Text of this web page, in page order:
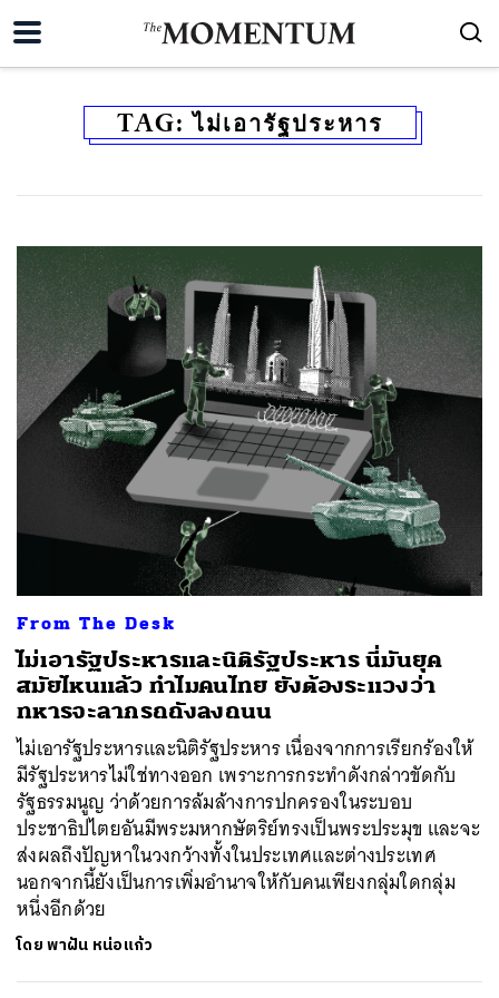
TAG:ไม่เอารัฐประหาร
From The Desk
ไม่เอารัฐประหารและนิติรัฐประหาร นี่มันยุค
สมัยไหนแล้ว ทำไมคนไทย ยังต้องระแวงว่า
ทหารจะลากรถถังลงถนน
ไม่เอารัฐประหารและนิติรัฐประหาร เนื่องจากการเรียกร้องให้
มีรัฐประหารไม่ใช่ทางออก เพราะการกระทำดังกล่าวขัดกับ
รัฐธรรมนูญ ว่าด้วยการล้มล้างการปกครองในระบอบ
ประชาธิปไตยอันมีพระมหากษัตริย์ทรงเป็นพระประมุข และจะ
ส่งผลถึงปัญหาในวงกว้างทั้งในประเทศและต่างประเทศ
นอกจากนี้ยังเป็นการเพิ่มอำนาจให้กับคนเพียงกลุ่มใดกลุ่ม
หนึ่งอีกด้วย
โดยพาฝัน หน่อแก้ว
ค้นหา
EMAIL